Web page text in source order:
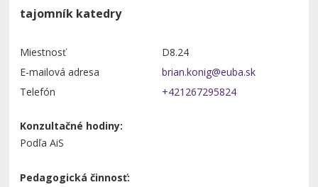
tajomník katedry
Miestnosť
D8.24
E-mailová adresa
Telefón
+421267295824
Konzultačné hodiny:
Podľa AiS
Pedagogická činnosť: